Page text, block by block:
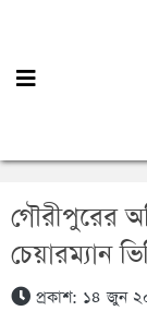
গৌরীপুরের
চেয়ারম্যান
প্রকাশ: ১৪ জুন